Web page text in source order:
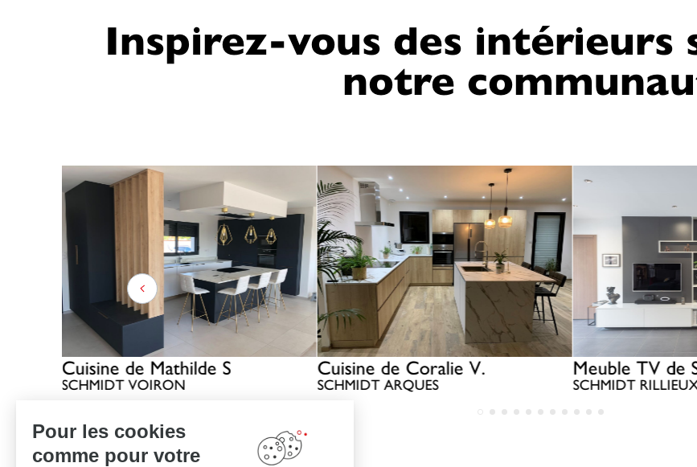
Pour les cookies
comme pour votre
Inspirez-vous des intérieurs
notre
Cuisine de Mathilde S
SCHMIDT VOIRON
Cuisine de Coralie V.
SCHMIDT ARQUES
Meuble TV de
SCHMIDT
*Voir conditions en magasin